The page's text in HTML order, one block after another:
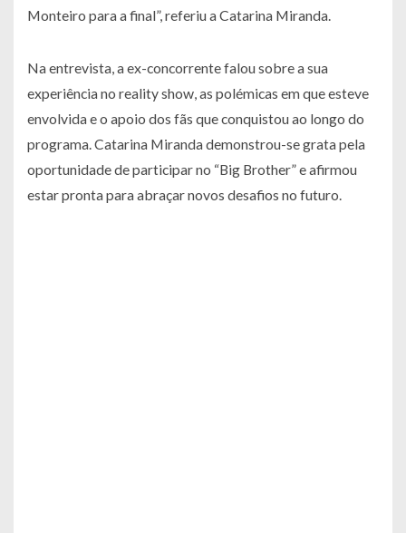
Monteiro para a final”, referiu a Catarina Miranda.
Na entrevista, a ex-concorrente falou sobre a sua
experiência no reality show, as polémicas em que esteve
envolvida e o apoio dos fãs que conquistou ao longo do
programa. Catarina Miranda demonstrou-se grata pela
oportunidade de participar no “Big Brother” e afirmou
estar pronta para abraçar novos desafios no futuro.